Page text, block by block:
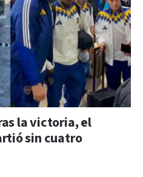
la victoria, el
sin cuatro